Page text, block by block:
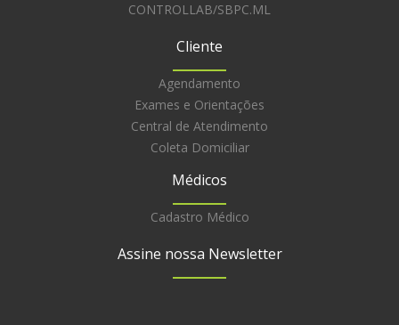
CONTROLLAB/SBPC.ML
Cliente
Agendamento
Exames e Orientações
Central de Atendimento
Coleta Domiciliar
Médicos
Cadastro Médico
Assine nossa Newsletter